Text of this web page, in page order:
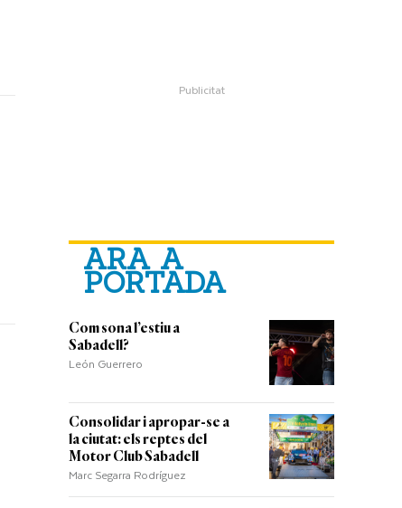
ARA A
PORTADA
Com sona l’estiu a
Sabadell?
León Guerrero
Consolidar i apropar-se a
la ciutat: els reptes del
Motor Club Sabadell
Marc Segarra Rodríguez